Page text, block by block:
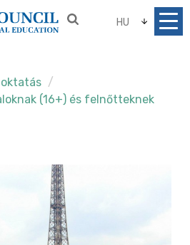
HU
(16+) és felnőtteknek